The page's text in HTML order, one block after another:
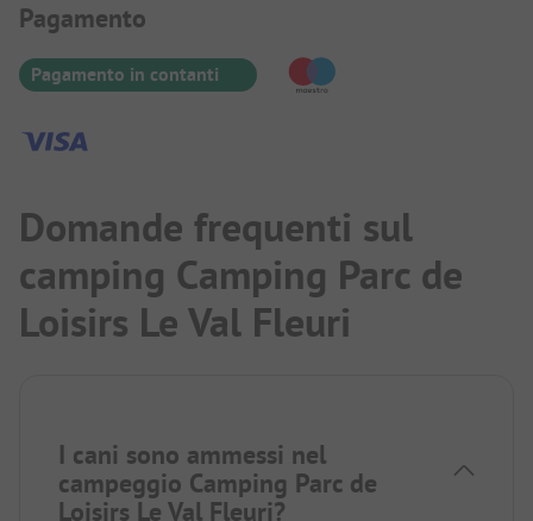
Informazioni sul pagamento
Pagamento
Pagamento in contanti
Domande frequenti sul
camping Camping Parc de
Loisirs Le Val Fleuri
I cani sono ammessi nel
campeggio Camping Parc de
Loisirs Le Val Fleuri?